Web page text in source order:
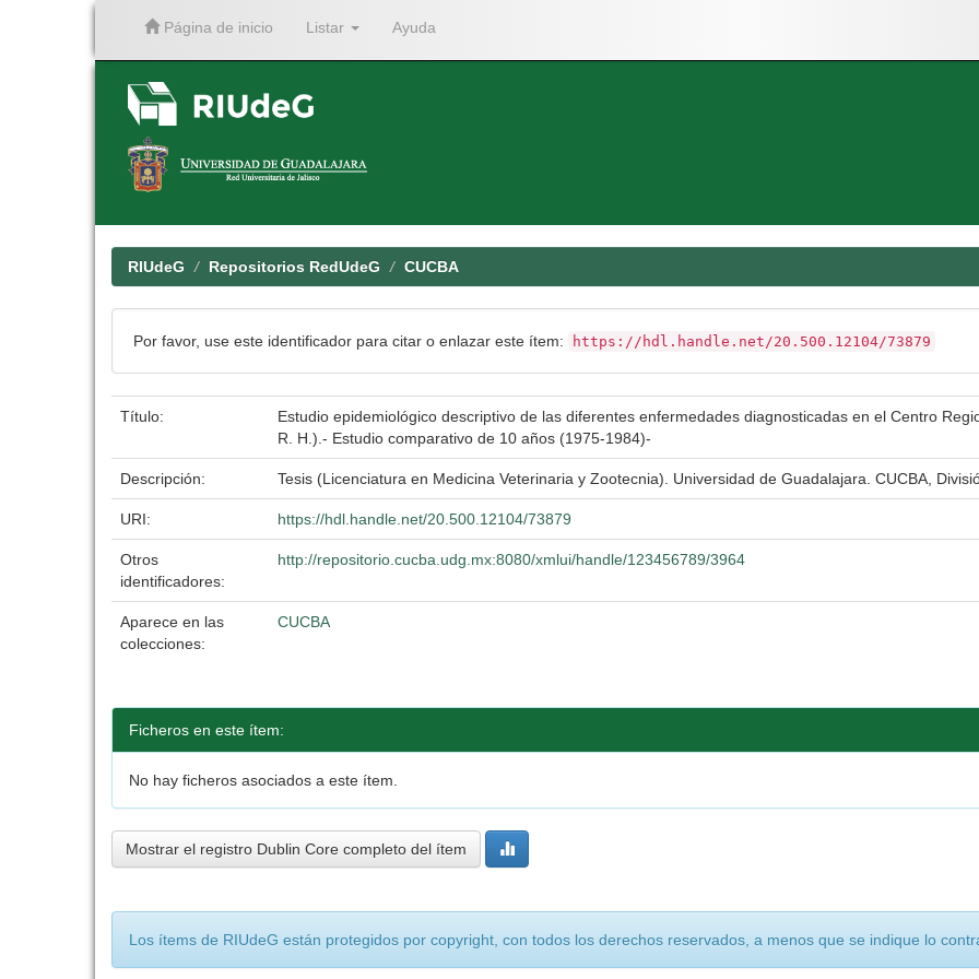
Página de inicio Listar Ayuda
RIUdeG Repositorios RedUdeG CUCBA
Por favor, use este identificador para citar o enlazar este ítem: https://hdl.handle.net/20.500.12104/73879
Título:
Estudio epidemiológico descriptivo de las diferentes enfermedades diagnosticadas en el Centro
R. H.).- Estudio comparativo de 10 años (1975-1984)-
Descripción: Tesis (Licenciatura en Medicina Veterinaria y Zootecnia). Universidad de Guadalajara. CUCBA,
URI: https://hdl.handle.net/20.500.12104/73879
Otros
identificadores:
http://repositorio.cucba.udg.mx:8080/xmlui/handle/123456789/3964
Aparece en las
colecciones:
CUCBA
Ficheros en este ítem:
No hay ficheros asociados a este ítem.
Mostrar el registro Dublin Core completo del ítem
Los ítems de RIUdeG están protegidos por copyright, con todos los derechos reservados, a menos que se indique lo